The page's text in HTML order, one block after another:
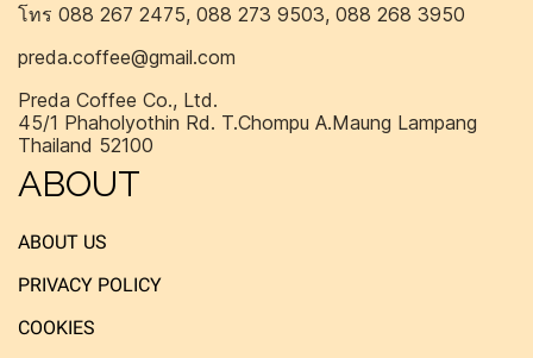
โทร 088 267 2475, 088 273 9503, 088 268 3950
preda.coffee@gmail.com
Preda Coffee Co., Ltd.
45/1 Phaholyothin Rd. T.Chompu A.Maung Lampang
Thailand 52100
ABOUT
ABOUT US
PRIVACY POLICY
COOKIES